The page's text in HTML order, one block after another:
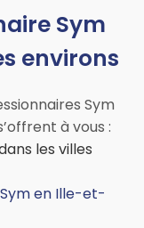
Sym
environs
Sym
à vous :
les villes
en Ille-et-